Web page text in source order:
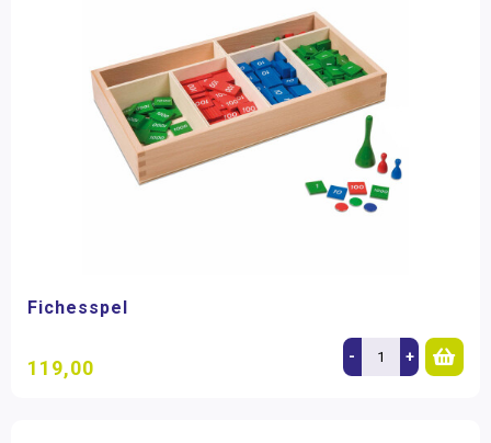
Fichesspel
119,00 - +